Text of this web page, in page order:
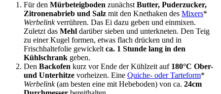
Für den Mürbeteigboden zunächst Butter, Puderzucker,
Zitronenabrieb und Salz mit den Knethaken des Mixers*
Werbelinkverrühren. Das Ei dazu geben und einmixen.
Zuletzt das Mehl darüber sieben und unterkneten. Den Teig
zu einer Kugel formen, etwas flach drücken und in
Frischhaltefolie gewickelt ca. 1 Stunde lang in den
Kühlschrank geben.
Den Backofen kurz vor Ende der Kühlzeit auf 180°C Ober-
und Unterhitze vorheizen. Eine Quiche- oder Tarteform*
Werbelink(am besten eine mit Hebeboden) von ca. 24cm